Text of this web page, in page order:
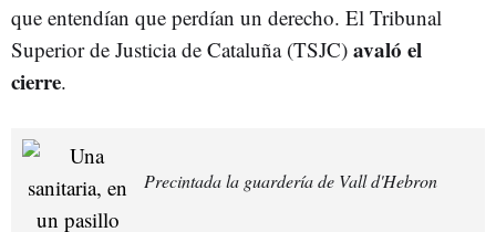
que entendían que perdían un derecho. El Tribunal
Superior de Justicia de Cataluña (TSJC) avaló el
cierre.
Precintada la guardería de Vall d'Hebron